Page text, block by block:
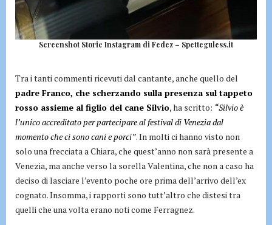
Screenshot Storie Instagram di Fedez – Spetteguless.it
Tra i tanti commenti ricevuti dal cantante, anche quello del
padre Franco, che scherzando sulla presenza sul tappeto
rosso assieme al figlio del cane Silvio, ha scritto: “Silvio è
l’unico accreditato per partecipare al festival di Venezia dal
momento che ci sono cani e porci”. In molti ci hanno visto non
solo una frecciata a Chiara, che quest’anno non sarà presente a
Venezia, ma anche verso la sorella Valentina, che non a caso ha
deciso di lasciare l’evento poche ore prima dell’arrivo dell’ex
cognato. Insomma, i rapporti sono tutt’altro che distesi tra
quelli che una volta erano noti come Ferragnez.